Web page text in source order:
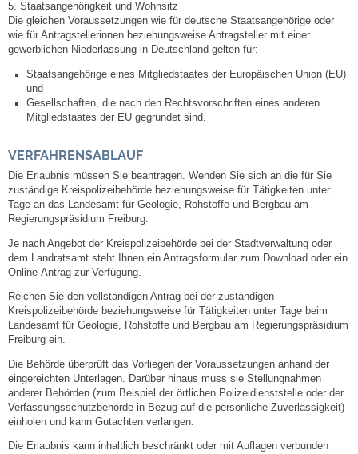
Regional
Gewerbe
Firmen
Selbsteintrag
5. Staatsangehörigkeit und Wohnsitz
Die gleichen Voraussetzungen wie für deutsche Staatsangehörige oder
wie für Antragstellerinnen beziehungsweise Antragsteller mit einer
gewerblichen Niederlassung in Deutschland gelten für:
Staatsangehörige eines Mitgliedstaates der Europäischen Union (EU)
und
Gesellschaften, die nach den Rechtsvorschriften eines anderen
Mitgliedstaates der EU gegründet sind.
VERFAHRENSABLAUF
Die Erlaubnis müssen Sie beantragen. Wenden Sie sich an die für Sie
zuständige Kreispolizeibehörde beziehungsweise für Tätigkeiten unter
Tage an das Landesamt für Geologie, Rohstoffe und Bergbau am
Regierungspräsidium Freiburg.
Je nach Angebot der Kreispolizeibehörde bei der Stadtverwaltung oder
dem Landratsamt steht Ihnen ein Antragsformular zum Download oder ein
Online-Antrag zur Verfügung.
Reichen Sie den vollständigen Antrag bei der zuständigen
Kreispolizeibehörde beziehungsweise für Tätigkeiten unter Tage beim
Landesamt für Geologie, Rohstoffe und Bergbau am Regierungspräsidium
Freiburg ein.
Die Behörde überprüft das Vorliegen der Voraussetzungen anhand der
eingereichten Unterlagen. Darüber hinaus muss sie Stellungnahmen
anderer Behörden (zum Beispiel der örtlichen Polizeidienststelle oder der
Verfassungsschutzbehörde in Bezug auf die persönliche Zuverlässigkeit)
einholen und kann Gutachten verlangen.
Die Erlaubnis kann inhaltlich beschränkt oder mit Auflagen verbunden